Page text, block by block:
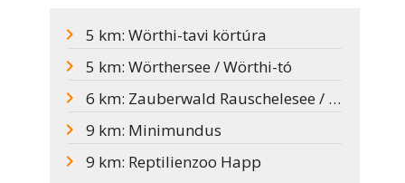
5 km: Wörthi-tavi körtúra
5 km: Wörthersee / Wörthi-tó
6 km: Zauberwald Rauschelesee / Varázserdő
9 km: Minimundus
9 km: Reptilienzoo Happ